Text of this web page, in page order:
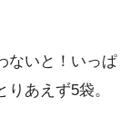
ないと！いっぱ
あえず5袋。